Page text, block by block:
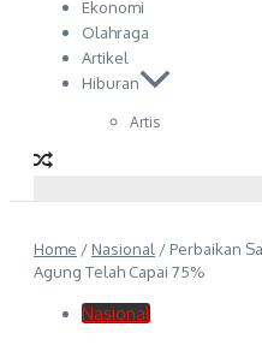
Ekonomi
Olahraga
Artikel
Hiburan
Artis
Home / Nasional / Perbaikan
Agung Telah Capai 75%
Nasional